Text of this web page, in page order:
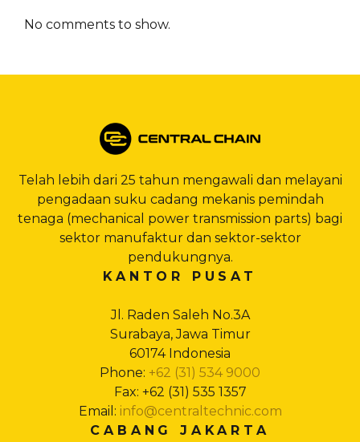
No comments to show.
Telah lebih dari 25 tahun mengawali dan melayani
pengadaan suku cadang mekanis pemindah
tenaga (mechanical power transmission parts) bagi
sektor manufaktur dan sektor-sektor
pendukungnya.
KANTOR PUSAT
Jl. Raden Saleh No.3A
Surabaya, Jawa Timur
60174 Indonesia
Phone: +62 (31) 534 9000
Fax: +62 (31) 535 1357
Email: info@centraltechnic.com
CABANG JAKARTA